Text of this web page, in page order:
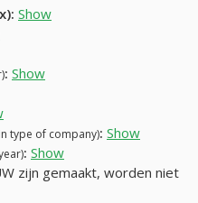
Show
: Show
type of company): Show
: Show
zijn gemaakt, worden niet